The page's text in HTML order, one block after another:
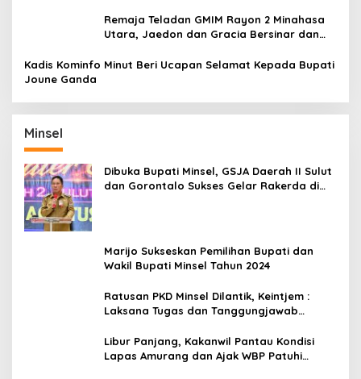
Remaja Teladan GMIM Rayon 2 Minahasa
Utara, Jaedon dan Gracia Bersinar dan
Kadis Kominfo Minut Beri Ucapan Selamat Kepada Bupati
Joune Ganda
Minsel
Dibuka Bupati Minsel, GSJA Daerah II Sulut
dan Gorontalo Sukses Gelar Rakerda di
Marijo Sukseskan Pemilihan Bupati dan
Wakil Bupati Minsel Tahun 2024
Ratusan PKD Minsel Dilantik, Keintjem :
Laksana Tugas dan Tanggungjawab
Libur Panjang, Kakanwil Pantau Kondisi
Lapas Amurang dan Ajak WBP Patuhi